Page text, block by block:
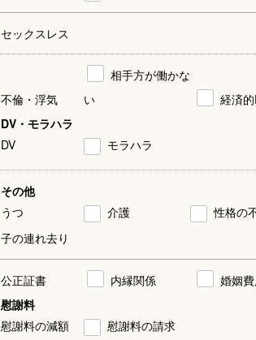
セックスレス
不倫・浮気
相手方が働かな
い
経済
DV・モラハラ
DV
モラハラ
その他
うつ
介護 性格の
子の連れ去り
公正証書 内縁関係
婚姻
慰謝料
慰謝料の減額
慰謝料の請求